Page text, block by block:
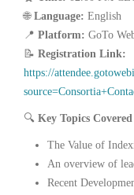
🌐 Language: English
📍 Platform: GoTo
📝 Registration Link:
https://
🔍 Key Topics Covered
The Value of
An overview of
Recent